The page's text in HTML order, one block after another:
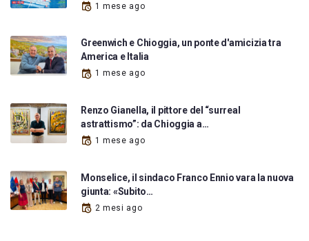
1 mese ago
Greenwich e Chioggia, un ponte d'amicizia tra
America e Italia
1 mese ago
Renzo Gianella, il pittore del “surreal
astrattismo”: da Chioggia a…
1 mese ago
Monselice, il sindaco Franco Ennio vara la nuova
giunta: «Subito…
2 mesi ago